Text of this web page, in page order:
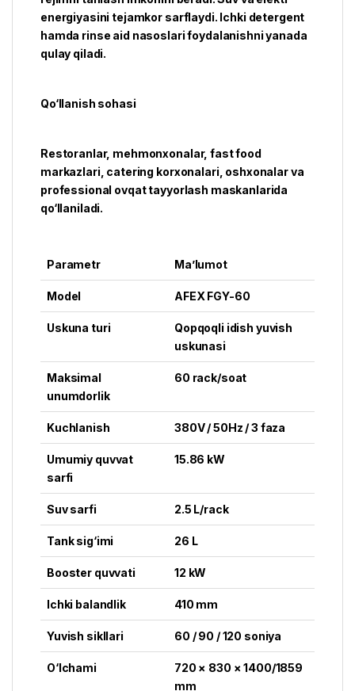
energiyasini tejamkor sarflaydi. Ichki detergent
hamda rinse aid nasoslari foydalanishni yanada
qulay qiladi.
Qo‘llanish sohasi
Restoranlar, mehmonxonalar, fast food
markazlari, catering korxonalari, oshxonalar va
professional ovqat tayyorlash maskanlarida
qo‘llaniladi.
Parametr Ma’lumot
Model AFEX FGY-60
Uskuna turi
Qopqoqli idish yuvish
uskunasi
Maksimal
unumdorlik
60 rack/soat
Kuchlanish 380V / 50Hz / 3 faza
Umumiy quvvat
sarfi
15.86 kW
Suv sarfi 2.5 L/rack
Tank sig‘imi 26 L
Booster quvvati 12 kW
Ichki balandlik 410 mm
Yuvish sikllari 60 / 90 / 120 soniya
O‘lchami
720 × 830 × 1400/1859
mm